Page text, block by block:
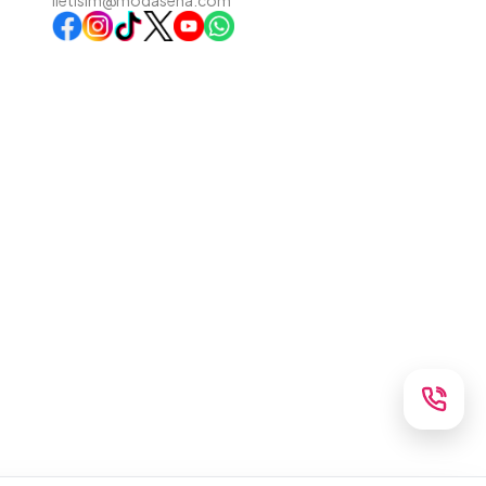
Instagram
TikTok
X WhatsApp